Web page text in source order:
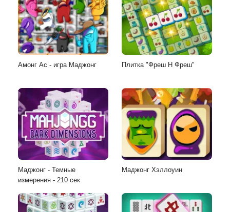
Амонг Ас - игра Маджонг Плитка "Фреш Н Фреш"
Маджонг - Темные
измерения - 210 сек
Маджонг Хэллоуин